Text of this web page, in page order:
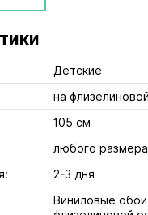
Детские
на
105 см
любого размера
2-3 дня
Виниловые обои